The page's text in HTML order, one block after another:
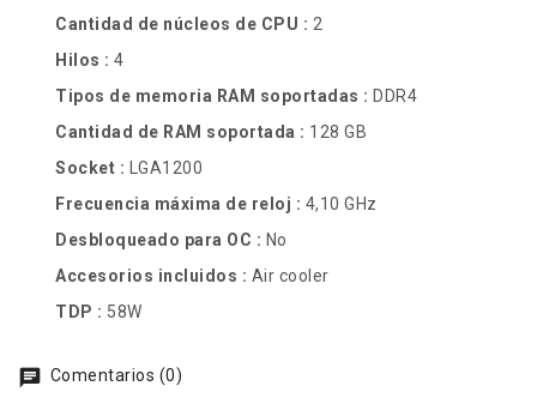
Cantidad de núcleos de CPU : 2
Hilos : 4
Tipos de memoria RAM soportadas : DDR4
Cantidad de RAM soportada : 128 GB
Socket : LGA1200
Frecuencia máxima de reloj : 4,10 GHz
Desbloqueado para OC : No
Accesorios incluidos : Air cooler
TDP : 58W
Comentarios (0)